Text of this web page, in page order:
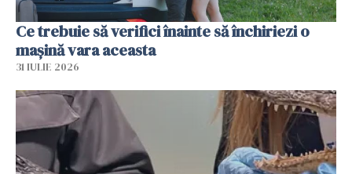
Ce trebuie să verifici înainte să închiriezi o
mașină vara aceasta
31 IULIE 2026